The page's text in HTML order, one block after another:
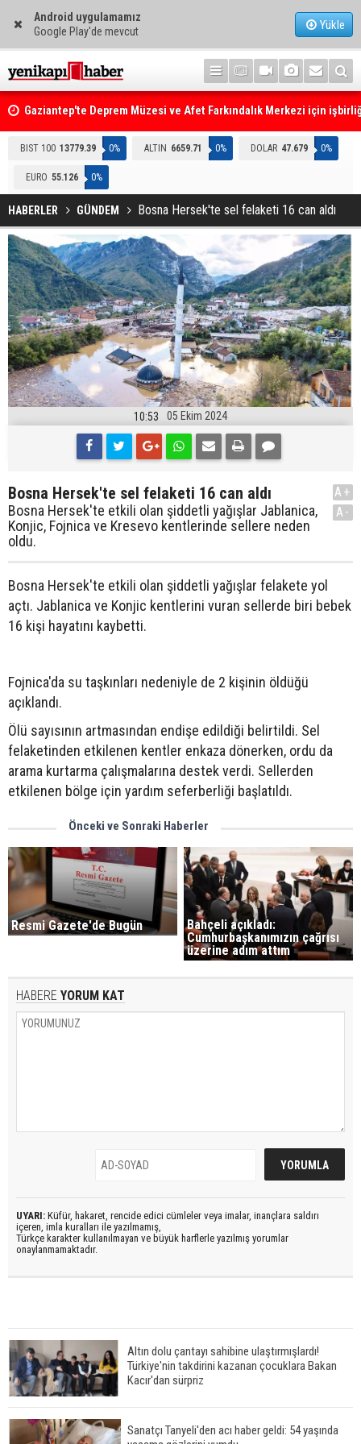
Android uygulamamız
Google Play'de mevcut
Yükle
Gaziantep'te Deprem Müzesi ve Afet Farkındalık Merkezi için
protokolü imzalandı
BIST 100 13779.39 0% ALTIN 6659.71 0% DOLAR 47.679 0%
EURO 55.126 0%
HABERLER GÜNDEM Bosna Hersek'te sel felaketi 16 can aldı
10:53 05 Ekim 2024
Bosna Hersek'te sel felaketi 16 can aldı
Bosna Hersek'te etkili olan şiddetli yağışlar Jablanica,
Konjic, Fojnica ve Kresevo kentlerinde sellere neden
oldu.
A+
A-
Bosna Hersek'te etkili olan şiddetli yağışlar felakete yol
açtı. Jablanica ve Konjic kentlerini vuran sellerde biri bebek
16 kişi hayatını kaybetti.
Fojnica'da su taşkınları nedeniyle de 2 kişinin öldüğü
açıklandı.
Ölü sayısının artmasından endişe edildiği belirtildi. Sel
felaketinden etkilenen kentler enkaza dönerken, ordu da
arama kurtarma çalışmalarına destek verdi. Sellerden
etkilenen bölge için yardım seferberliği başlatıldı.
Önceki ve Sonraki Haberler
Resmi Gazete'de Bugün
Bahçeli açıkladı:
Cumhurbaşkanımızın çağrısı
üzerine adım attım
HABERE YORUM KAT
UYARI: Küfür, hakaret, rencide edici cümleler veya imalar, inançlara saldırı
içeren, imla kuralları ile yazılmamış,
Türkçe karakter kullanılmayan ve büyük harflerle yazılmış yorumlar
onaylanmamaktadır.
Altın dolu çantayı sahibine ulaştırmışlardı!
Türkiye'nin takdirini kazanan çocuklara Bakan
Kacır'dan sürpriz
Sanatçı Tanyeli'den acı haber geldi: 54 yaşında